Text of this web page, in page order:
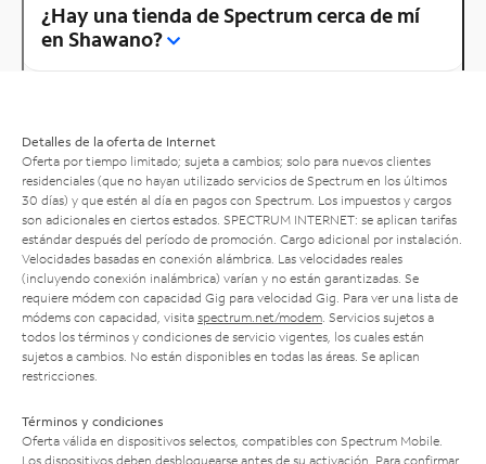
¿Hay una tienda de Spectrum cerca de mí
en Shawano?
Detalles de la oferta de Internet
Oferta por tiempo limitado; sujeta a cambios; solo para nuevos clientes
residenciales (que no hayan utilizado servicios de Spectrum en los últimos
30 días) y que estén al día en pagos con Spectrum. Los impuestos y cargos
son adicionales en ciertos estados. SPECTRUM INTERNET: se aplican tarifas
estándar después del período de promoción. Cargo adicional por instalación.
Velocidades basadas en conexión alámbrica. Las velocidades reales
(incluyendo conexión inalámbrica) varían y no están garantizadas. Se
requiere módem con capacidad Gig para velocidad Gig. Para ver una lista de
módems con capacidad, visita spectrum.net/modem . Servicios sujetos a
todos los términos y condiciones de servicio vigentes, los cuales están
sujetos a cambios. No están disponibles en todas las áreas. Se aplican
restricciones.
Términos y condiciones
Oferta válida en dispositivos selectos, compatibles con Spectrum Mobile.
Los dispositivos deben desbloquearse antes de su activación. Para confirmar